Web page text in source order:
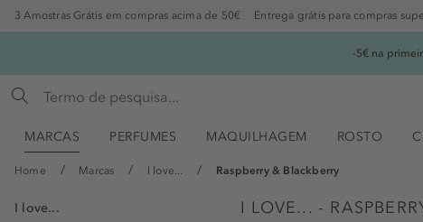
3 Amostras Grátis em compras acima de 50€ Entrega grátis para compras
-5€ na
MARCAS PERFUMES MAQUILHAGEM ROSTO
Home Marcas I love... Raspberry & Blackberry
I love... I LOVE... -